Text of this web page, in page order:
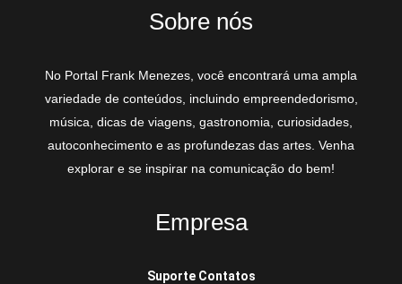
Sobre nós
No Portal Frank Menezes, você encontrará uma ampla
variedade de conteúdos, incluindo empreendedorismo,
música, dicas de viagens, gastronomia, curiosidades,
autoconhecimento e as profundezas das artes. Venha
explorar e se inspirar na comunicação do bem!
Empresa
Suporte Contatos